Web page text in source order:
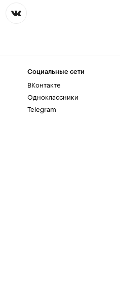
Социальные сети
ВКонтакте
Одноклассники
Telegram